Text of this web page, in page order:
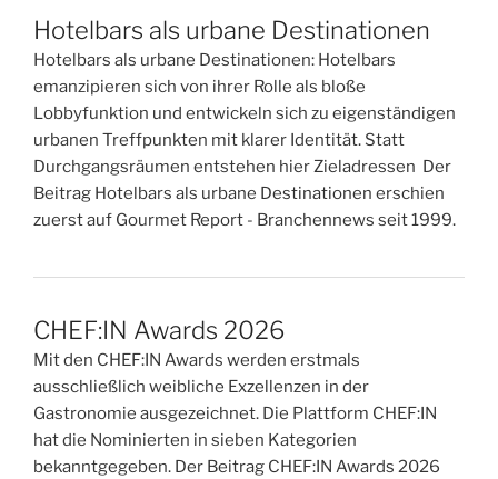
Hotelbars als urbane Destinationen
Hotelbars als urbane Destinationen: Hotelbars
emanzipieren sich von ihrer Rolle als bloße
Lobbyfunktion und entwickeln sich zu eigenständigen
urbanen Treffpunkten mit klarer Identität. Statt
Durchgangsräumen entstehen hier Zieladressen Der
Beitrag Hotelbars als urbane Destinationen erschien
zuerst auf Gourmet Report - Branchennews seit 1999.
CHEF:IN Awards 2026
Mit den CHEF:IN Awards werden erstmals
ausschließlich weibliche Exzellenzen in der
Gastronomie ausgezeichnet. Die Plattform CHEF:IN
hat die Nominierten in sieben Kategorien
bekanntgegeben. Der Beitrag CHEF:IN Awards 2026